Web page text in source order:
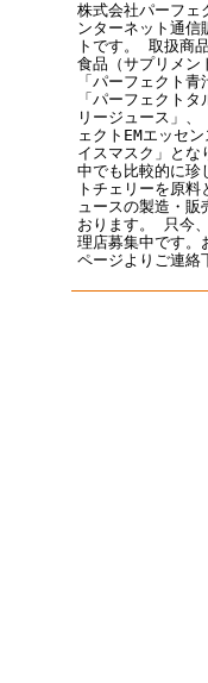
株式会社パーフェ
ンターネット通信
トです。 取扱商
食品（サプリメン
「パーフェクト青
「パーフェクトタ
リージュース」、
ェクトEMエッセ
イスマスク」とな
中でも比較的に珍
トチェリーを原料
ュースの製造・販
おります。 只今
理店募集中です。
ページよりご連絡